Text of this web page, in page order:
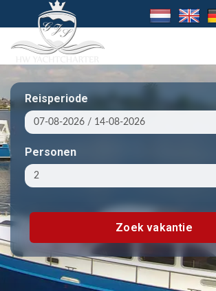
Reisperiode
Personen
Zoek vakantie